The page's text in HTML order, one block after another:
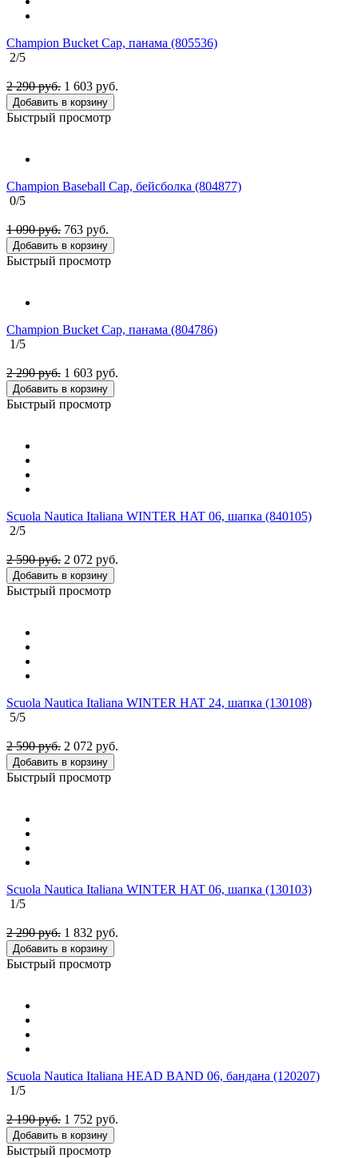
Champion Bucket Cap, панама (805536)
2/5
2 290 руб. 1 603 руб.
Добавить в корзину
Быстрый просмотр
Champion Baseball Cap, бейсболка (804877)
0/5
1 090 руб. 763 руб.
Добавить в корзину
Быстрый просмотр
Champion Bucket Cap, панама (804786)
1/5
2 290 руб. 1 603 руб.
Добавить в корзину
Быстрый просмотр
Scuola Nautica Italiana WINTER HAT 06, шапка (840105)
2/5
2 590 руб. 2 072 руб.
Добавить в корзину
Быстрый просмотр
Scuola Nautica Italiana WINTER HAT 24, шапка (130108)
5/5
2 590 руб. 2 072 руб.
Добавить в корзину
Быстрый просмотр
Scuola Nautica Italiana WINTER HAT 06, шапка (130103)
1/5
2 290 руб. 1 832 руб.
Добавить в корзину
Быстрый просмотр
Scuola Nautica Italiana HEAD BAND 06, бандана (120207)
1/5
2 190 руб. 1 752 руб.
Добавить в корзину
Быстрый просмотр